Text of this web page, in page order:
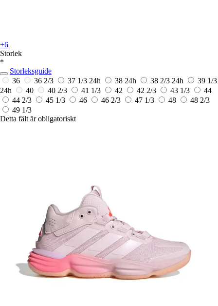
+6
Storlek
*
Storleksguide
36
36 2/3 37 1/3 24h 38 24h 38 2/3 24h
39 1/3
24h
40 40 2/3 41 1/3 42 42 2/3 43 1/3
44
44 2/3
45 1/3 46 46 2/3 47 1/3 48
48 2/3
49 1/3
Detta fält är obligatoriskt